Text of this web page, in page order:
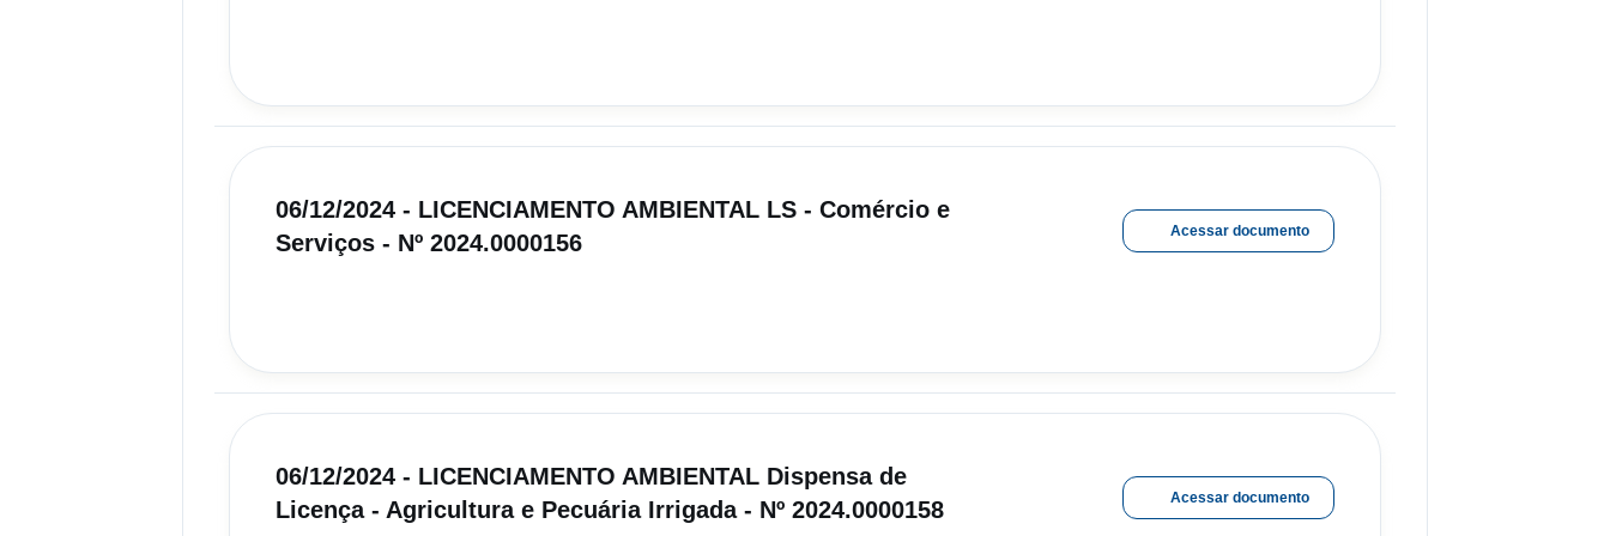
06/12/2024 - LICENCIAMENTO AMBIENTAL LS - Comércio e
Serviços - Nº 2024.0000156
Acessar documento
06/12/2024 - LICENCIAMENTO AMBIENTAL Dispensa de
Licença - Agricultura e Pecuária Irrigada - Nº 2024.0000158
Acessar documento